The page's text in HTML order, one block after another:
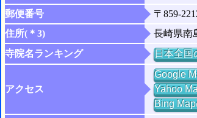
郵便番号
〒859-
住所(＊3)
長崎県南
寺院名ランキング
日本全国
アクセス
Google
Yahoo
Bing